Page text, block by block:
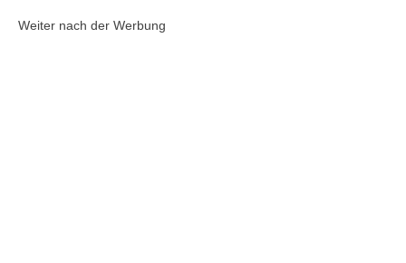
Weiter nach der Werbung